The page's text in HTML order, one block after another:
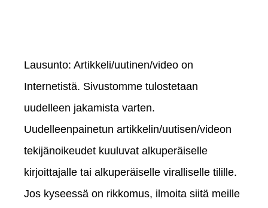
Lausunto: Artikkeli/uutinen/video on
Internetistä. Sivustomme tulostetaan
uudelleen jakamista varten.
Uudelleenpainetun artikkelin/uutisen/videon
tekijänoikeudet kuuluvat alkuperäiselle
kirjoittajalle tai alkuperäiselle viralliselle tilille.
Jos kyseessä on rikkomus, ilmoita siitä meille